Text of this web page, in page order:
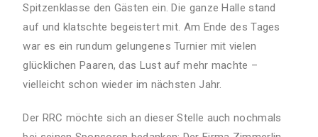
Spitzenklasse den Gästen ein. Die ganze Halle stand
auf und klatschte begeistert mit. Am Ende des Tages
war es ein rundum gelungenes Turnier mit vielen
glücklichen Paaren, das Lust auf mehr machte –
vielleicht schon wieder im nächsten Jahr.
Der RRC möchte sich an dieser Stelle auch nochmals